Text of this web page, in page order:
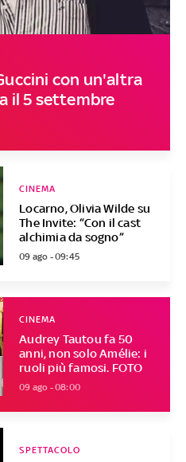
con un'altra
il 5 settembre
Locarno, Olivia Wilde su
The Invite: “Con il cast
alchimia da sogno”
CINEMA
09 ago - 09:45
Audrey Tautou fa 50
anni, non solo Amélie: i
ruoli più famosi. FOTO
CINEMA
09 ago - 08:00
SPETTACOLO